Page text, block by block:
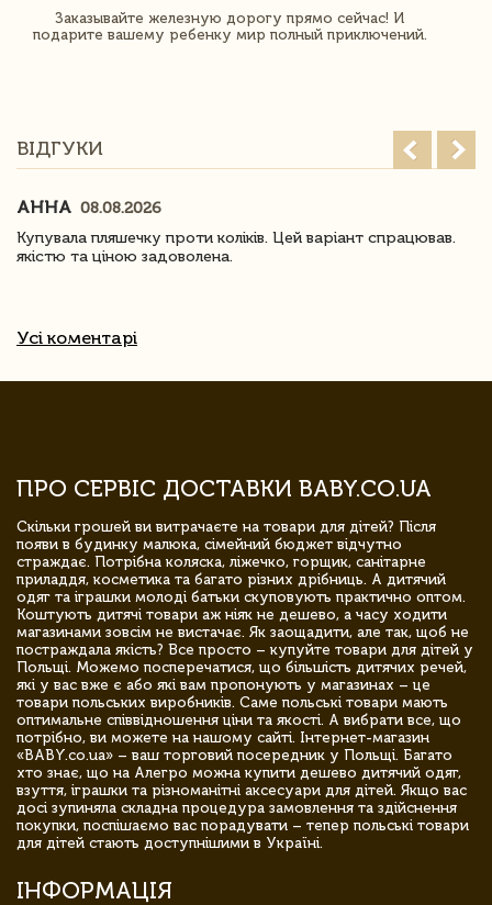
Заказывайте железную дорогу прямо сейчас! И
подарите вашему ребенку мир полный приключений.
ВІДГУКИ
АННА 08.08.2026
Купувала пляшечку проти коліків. Цей варіант спрацював.
якістю та ціною задоволена.
Усі коментарі
ПРО СЕРВІС ДОСТАВКИ BABY.CO.UA
Скільки грошей ви витрачаєте на товари для дітей? Після
появи в будинку малюка, сімейний бюджет відчутно
страждає. Потрібна коляска, ліжечко, горщик, санітарне
приладдя, косметика та багато різних дрібниць. А дитячий
одяг та іграшки молоді батьки скуповують практично оптом.
Коштують дитячі товари аж ніяк не дешево, а часу ходити
магазинами зовсім не вистачає. Як заощадити, але так, щоб не
постраждала якість? Все просто – купуйте товари для дітей у
Польщі. Можемо посперечатися, що більшість дитячих речей,
які у вас вже є або які вам пропонують у магазинах – це
товари польських виробників. Саме польські товари мають
оптимальне співвідношення ціни та якості. А вибрати все, що
потрібно, ви можете на нашому сайті. Інтернет-магазин
«BABY.co.ua» – ваш торговий посередник у Польщі. Багато
хто знає, що на Алегро можна купити дешево дитячий одяг,
взуття, іграшки та різноманітні аксесуари для дітей. Якщо вас
досі зупиняла складна процедура замовлення та здійснення
покупки, поспішаємо вас порадувати – тепер польські товари
для дітей стають доступнішими в Україні.
ІНФОРМАЦІЯ